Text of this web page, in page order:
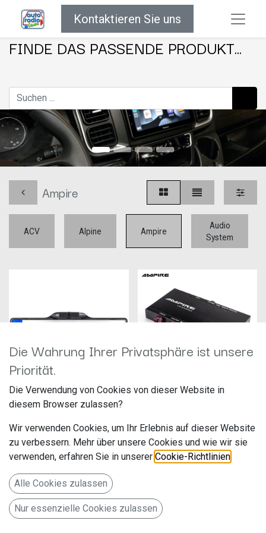
Kontaktieren Sie uns
FINDE DAS PASSENDE PRODUKT...
Ampire
ACV Alpine Ampire
Audio
System
AMPIRE KCX505
Langwadener Str. 60
41516 Grevenbroich
Deutschland www.ampire.de
AMPIRE Nummernschild-
Kamera (CVBS), Hilfslinien
[NEUE VERSION]
119,00€
Artikelnummer: LDS-EVO-CP
Langwadener Str. 60
41516 Grevenbroich
Deutschland www.ampire.de
729,01
Die Wahrung Ihrer Privatsphäre ist unsere
Priorität.
Die Verwendung von Cookies von dieser Website in
diesem Browser zulassen?
Wir verwenden Cookies, um Ihr Erlebnis auf dieser Website
zu verbessern. Mehr über unsere Cookies und wie wir sie
verwenden, erfahren Sie in unserer Cookie-Richtlinien
Alle Cookies zulassen
Nur essenzielle Cookies zulassen